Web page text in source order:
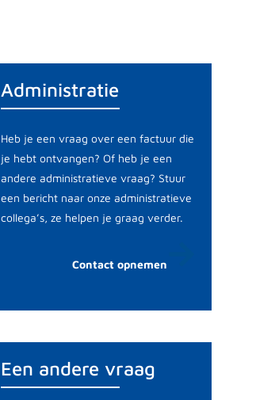
Administratie
Heb je een vraag over een factuur die
je hebt ontvangen? Of heb je een
andere administratieve vraag? Stuur
een bericht naar onze administratieve
collega’s, ze helpen je graag verder.
Contact opnemen
Een andere vraag